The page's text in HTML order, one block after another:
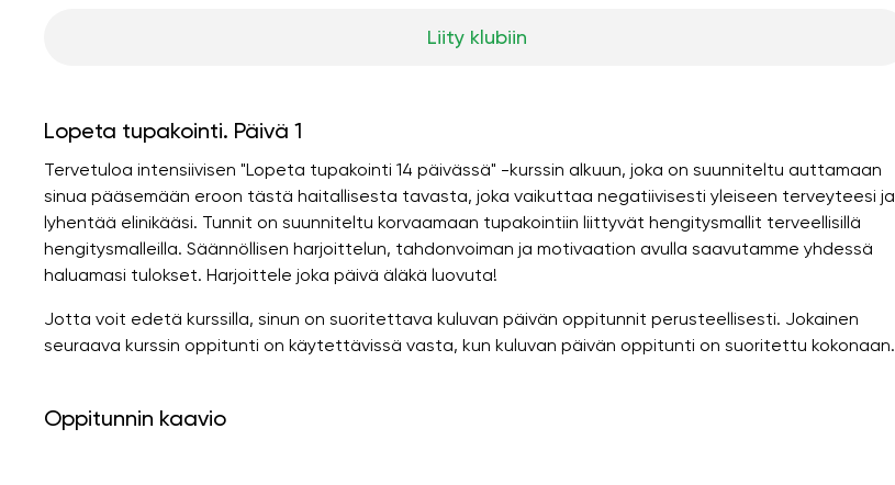
Liity klubiin
Lopeta tupakointi. Päivä 1
Tervetuloa intensiivisen "Lopeta tupakointi 14 päivässä" -kurssin alkuun, joka on suunniteltu auttamaan
sinua pääsemään eroon tästä haitallisesta tavasta, joka vaikuttaa negatiivisesti yleiseen terveyteesi ja
lyhentää elinikääsi. Tunnit on suunniteltu korvaamaan tupakointiin liittyvät hengitysmallit terveellisillä
hengitysmalleilla. Säännöllisen harjoittelun, tahdonvoiman ja motivaation avulla saavutamme yhdessä
haluamasi tulokset. Harjoittele joka päivä äläkä luovuta!
Jotta voit edetä kurssilla, sinun on suoritettava kuluvan päivän oppitunnit perusteellisesti. Jokainen
seuraava kurssin oppitunti on käytettävissä vasta, kun kuluvan päivän oppitunti on suoritettu kokonaan.
Oppitunnin kaavio